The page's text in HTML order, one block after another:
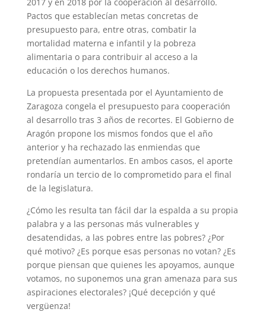
Pactos que establecían metas concretas de
presupuesto para, entre otras, combatir la
mortalidad materna e infantil y la pobreza
alimentaria o para contribuir al acceso a la
educación o los derechos humanos.
La propuesta presentada por el Ayuntamiento de
Zaragoza congela el presupuesto para cooperación
al desarrollo tras 3 años de recortes. El Gobierno de
Aragón propone los mismos fondos que el año
anterior y ha rechazado las enmiendas que
pretendían aumentarlos. En ambos casos, el aporte
rondaría un tercio de lo comprometido para el final
de la legislatura.
¿Cómo les resulta tan fácil dar la espalda a su propia
palabra y a las personas más vulnerables y
desatendidas, a las pobres entre las pobres? ¿Por
qué motivo? ¿Es porque esas personas no votan? ¿Es
porque piensan que quienes les apoyamos, aunque
votamos, no suponemos una gran amenaza para sus
aspiraciones electorales? ¡Qué decepción y qué
vergüenza!